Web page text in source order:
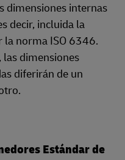
dimensiones internas
decir, incluida la
la norma ISO 6346.
las dimensiones
diferirán de un
Estándar de